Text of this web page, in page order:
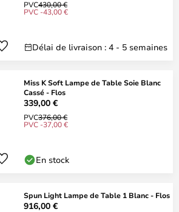
PVC430,00 €
PVC -43,00 €
Délai de livraison : 4 - 5 semaines
Miss K Soft Lampe de Table Soie Blanc
Cassé - Flos
339,00 €
PVC376,00 €
PVC -37,00 €
En stock
Spun Light Lampe de Table 1 Blanc - Flos
916,00 €